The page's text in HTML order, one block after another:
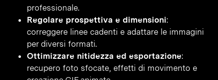
professionale.
Regolare prospettiva e dimensioni:
correggere linee cadenti e adattare le immagini
per diversi formati.
Ottimizzare nitidezza ed esportazione:
recupero foto sfocate, effetti di movimento e